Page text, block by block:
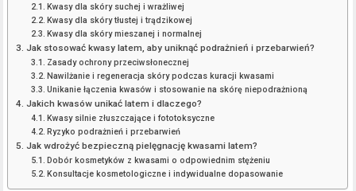
Kwasy dla skóry suchej i wrażliwej
Kwasy dla skóry tłustej i trądzikowej
Kwasy dla skóry mieszanej i normalnej
Jak stosować kwasy latem, aby uniknąć podrażnień i przebarwień?
Zasady ochrony przeciwsłonecznej
Nawilżanie i regeneracja skóry podczas kuracji kwasami
Unikanie łączenia kwasów i stosowanie na skórę niepodrażnioną
Jakich kwasów unikać latem i dlaczego?
Kwasy silnie złuszczające i fototoksyczne
Ryzyko podrażnień i przebarwień
Jak wdrożyć bezpieczną pielęgnację kwasami latem?
Dobór kosmetyków z kwasami o odpowiednim stężeniu
Konsultacje kosmetologiczne i indywidualne dopasowanie